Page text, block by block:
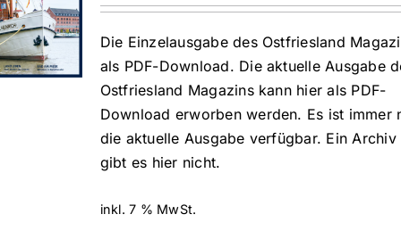
Die Einzelausgabe des Ostfriesland
als PDF-Download. Die aktuelle Ausgabe
Ostfriesland Magazins kann hier als PDF-
Download erworben werden. Es ist immer
die aktuelle Ausgabe verfügbar. Ein Archiv
gibt es hier nicht.
inkl. 7 % MwSt.